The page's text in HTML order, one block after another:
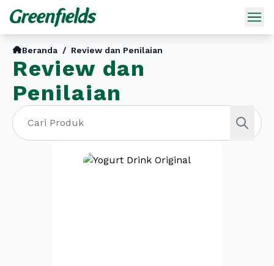
Beranda / Review dan Penilaian
Review dan
Penilaian